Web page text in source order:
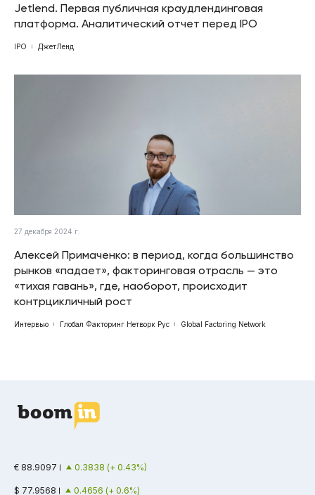
Jetlend. Первая публичная краудлендинговая
платформа. Аналитический отчет перед IPO
IPO ДжетЛенд
27 декабря 2024 г.
Алексей Примаченко: в период, когда большинство
рынков «падает», факторинговая отрасль — это
«тихая гавань», где, наоборот, происходит
контрцикличный рост
Интервью Глобал Факторинг Нетворк Рус Global Factoring Network
€ 88.9097 0.3838 (+ 0.43%)
$ 77.9568 0.4656 (+ 0.6%)